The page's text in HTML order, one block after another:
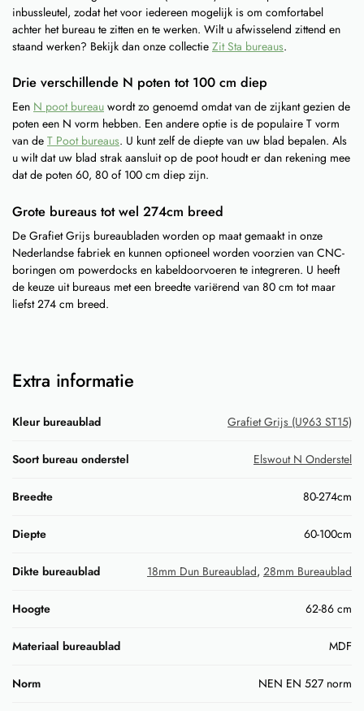
inbussleutel, zodat het voor iedereen mogelijk is om comfortabel
achter het bureau te zitten en te werken. Wilt u afwisselend zittend en
staand werken? Bekijk dan onze collectie Zit Sta bureaus.
Drie verschillende N poten tot 100 cm diep
Een N poot bureau wordt zo genoemd omdat van de zijkant gezien de
poten een N vorm hebben. Een andere optie is de populaire T vorm
van de T Poot bureaus. U kunt zelf de diepte van uw blad bepalen. Als
u wilt dat uw blad strak aansluit op de poot houdt er dan rekening mee
dat de poten 60, 80 of 100 cm diep zijn.
Grote bureaus tot wel 274cm breed
De Grafiet Grijs bureaubladen worden op maat gemaakt in onze
Nederlandse fabriek en kunnen optioneel worden voorzien van CNC-
boringen om powerdocks en kabeldoorvoeren te integreren. U heeft
de keuze uit bureaus met een breedte variërend van 80 cm tot maar
liefst 274 cm breed.
Extra informatie
Kleur bureaublad Grafiet Grijs (U963 ST15)
Soort bureau onderstel Elswout N Onderstel
Breedte 80-274cm
Diepte 60-100cm
Dikte bureaublad 18mm Dun Bureaublad, 28mm Bureaublad
Hoogte 62-86 cm
Materiaal bureaublad MDF
Norm NEN EN 527 norm